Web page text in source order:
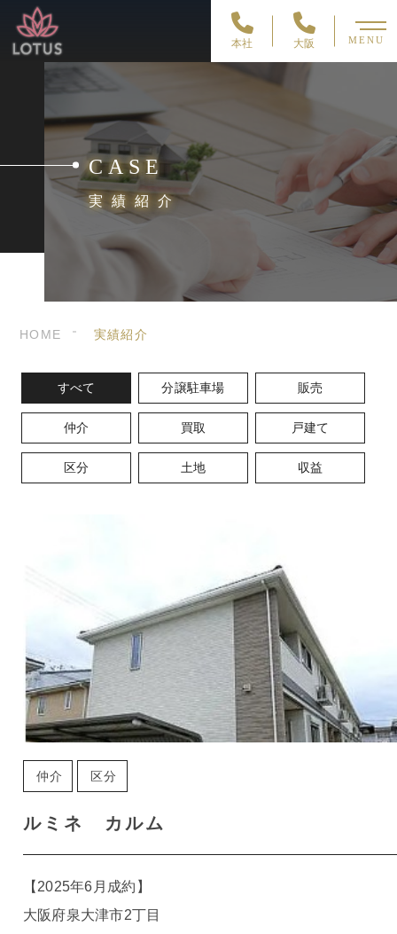
本社 大阪 MENU
CASE
実績紹介
HOME 実績紹介
すべて 分譲駐車場 販売
仲介 買取 戸建て
区分 土地 収益
仲介 区分
ルミネ カルム
【2025年6月成約】
大阪府泉大津市2丁目